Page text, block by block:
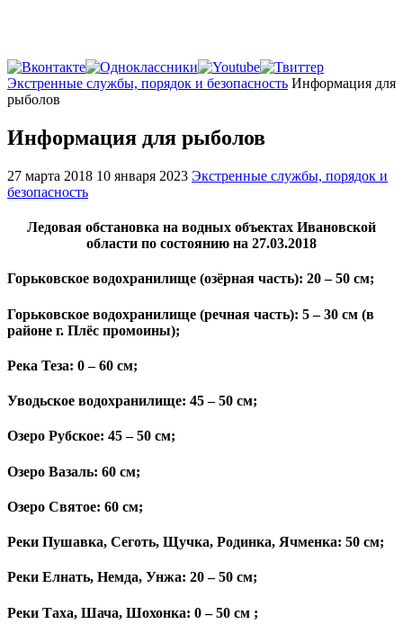
Главная
Экстренные службы, порядок и безопасность Информация для
рыболов
Информация для рыболов
27 марта 2018 10 января 2023 Экстренные службы, порядок и
безопасность
Ледовая обстановка на водных объектах Ивановской
области по состоянию на 27.03.2018
Горьковское водохранилище (озёрная часть): 20 – 50 см;
Горьковское водохранилище (речная часть): 5 – 30 см (в
районе г. Плёс промоины);
Река Теза: 0 – 60 см;
Уводьское водохранилище: 45 – 50 см;
Озеро Рубское: 45 – 50 см;
Озеро Вазаль: 60 см;
Озеро Святое: 60 см;
Реки Пушавка, Сеготь, Щучка, Родинка, Ячменка: 50 см;
Реки Елнать, Немда, Унжа: 20 – 50 см;
Реки Таха, Шача, Шохонка: 0 – 50 см ;